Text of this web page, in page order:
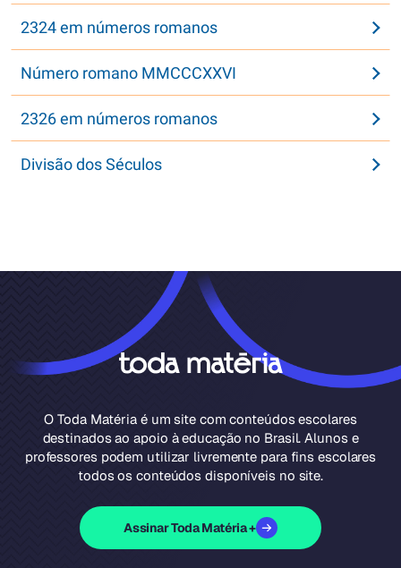
2324 em números romanos
Número romano MMCCCXXVI
2326 em números romanos
Divisão dos Séculos
O Toda Matéria é um site com conteúdos escolares
destinados ao apoio à educação no Brasil. Alunos e
professores podem utilizar livremente para fins escolares
todos os conteúdos disponíveis no site.
Assinar Toda Matéria +